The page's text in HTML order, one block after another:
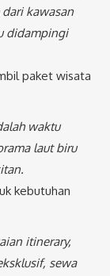
kawasan
didampingi
paket wisata
waktu
laut biru
kebutuhan
itinerary,
sewa